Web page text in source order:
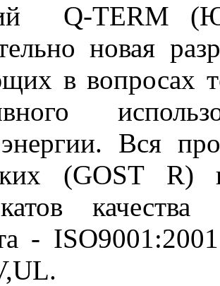
Q-TERM
новая
в вопросах
Вся
(GOST R)
качества
-